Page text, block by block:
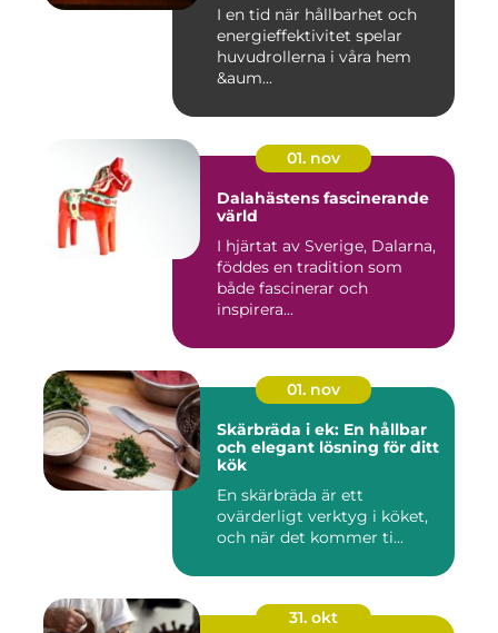
I en tid när hållbarhet och
energieffektivitet spelar
huvudrollerna i våra hem
&aum...
01. nov
Dalahästens fascinerande
värld
I hjärtat av Sverige, Dalarna,
föddes en tradition som
både fascinerar och
inspirera...
01. nov
Skärbräda i ek: En hållbar
och elegant lösning för ditt
kök
En skärbräda är ett
ovärderligt verktyg i köket,
och när det kommer ti...
31. okt